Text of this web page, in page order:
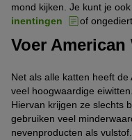
mond kijken. Je kunt je
inentingen
of
Voer American
Net als alle katten heeft
veel hoogwaardige
Hiervan krijgen ze slechts
gebruiken veel
nevenproducten als